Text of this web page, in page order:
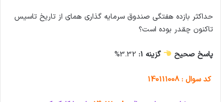
حداکثر بازده هفتگی صندوق سرمایه گذاری همای از تاریخ تاسیس
تاکنون چقدر بوده است؟
پاسخ صحیح گزینه 1: 3.32%
کد سوال : 140111008